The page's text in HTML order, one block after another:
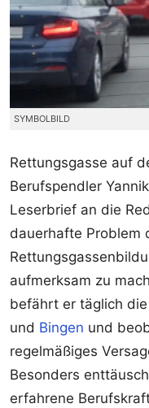
SYMBOLBILD
Rettungsgasse auf
Berufspendler
Leserbrief an die
dauerhafte Problem
aufmerksam zu
befährt er täglich
und Bingen und
regelmäßiges
Besonders
erfahrene